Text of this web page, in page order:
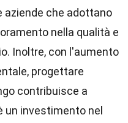
aziende che adottano
nella qualità e
Inoltre, con l'aumento
progettare
contribuisce a
un investimento nel